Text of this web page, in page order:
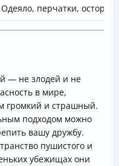
Одеяло, перчатки,
— не злодей и не
в мире,
громкий и страшный.
подходом можно
вашу дружбу.
пушистого и
убежищах они